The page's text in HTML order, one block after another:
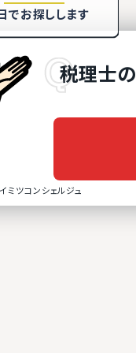
税理士の
でお探しします